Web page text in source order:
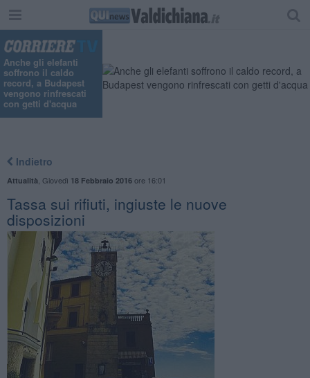
Anche gli elefanti
soffrono il caldo
record, a Budapest
vengono rinfrescati
con getti d'acqua
Indietro
Attualità Giovedì 18 Febbraio 2016ore 16:01
Tassa sui rifiuti, ingiuste le nuove
disposizioni